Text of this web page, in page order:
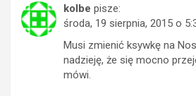
kolbe pisze:
środa, 19 sierpnia, 2015 o
Musi zmienić ksywkę na
nadzieję, że się mocno
mówi.